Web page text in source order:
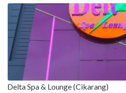
Delta Spa & Lounge (Cikarang)